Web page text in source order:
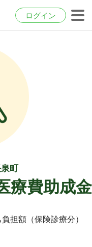
ログイン
町
療費助成金
担額（保険診療分）